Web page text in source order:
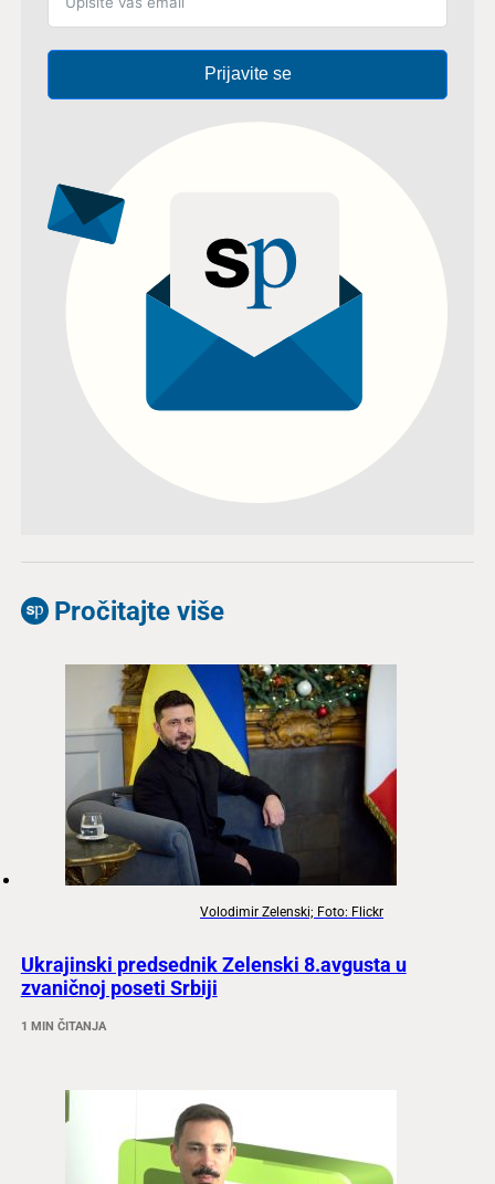
Prijavite se
Pročitajte više
Volodimir Zelenski; Foto: Flickr
Ukrajinski predsednik Zelenski 8.avgusta u
zvaničnoj poseti Srbiji
1 MIN ČITANJA